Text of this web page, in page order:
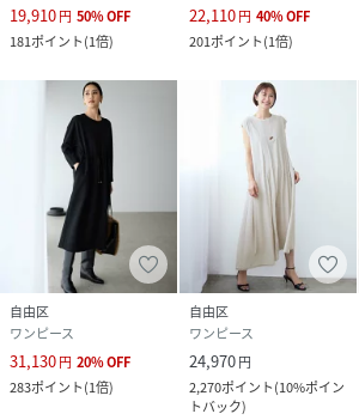
19,910円 50%OFF
181ポイント(1倍)
22,110円 40%OFF
201ポイント(1倍)
自由区
ワンピース
31,130円 20%OFF
283ポイント(1倍)
自由区
ワンピース
24,970円
2,270ポイント(10%ポイン
トバック)